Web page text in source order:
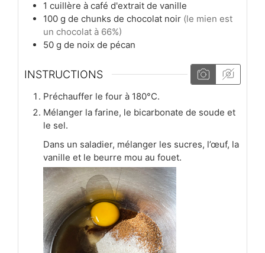
1 cuillère à café d'extrait de vanille
100 g de chunks de chocolat noir (le mien est
un chocolat à 66%)
50 g de noix de pécan
INSTRUCTIONS
Préchauffer le four à 180°C.
Mélanger la farine, le bicarbonate de soude et
le sel.
Dans un saladier, mélanger les sucres, l’œuf, la
vanille et le beurre mou au fouet.